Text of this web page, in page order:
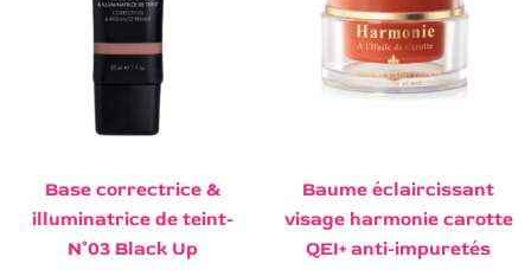
Base correctrice &
illuminatrice de teint-
N°03 Black Up
Baume éclaircissant
visage harmonie carotte
QEI+ anti-impuretés